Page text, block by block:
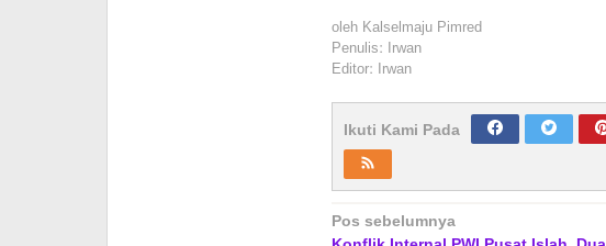
oleh Kalselmaju Pimred
Penulis: Irwan
Editor: Irwan
Ikuti Kami Pada
Navigasi
Pos sebelumnya